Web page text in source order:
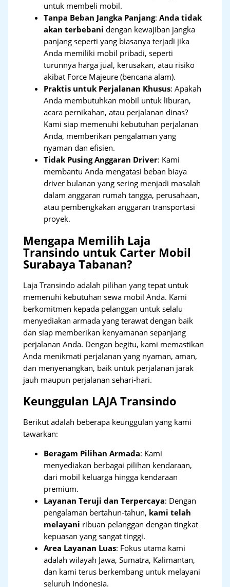
untuk membeli mobil.
Tanpa Beban Jangka Panjang:Anda tidak
akan terbebani dengan kewajiban jangka
panjang seperti yang biasanya terjadi jika
Anda memiliki mobil pribadi, seperti
turunnya harga jual, kerusakan, atau risiko
akibat Force Majeure (bencana alam).
Praktis untuk Perjalanan Khusus: Apakah
Anda membutuhkan mobil untuk liburan,
acara pernikahan, atau perjalanan dinas?
Kami siap memenuhi kebutuhan perjalanan
Anda, memberikan pengalaman yang
nyaman dan efisien.
Tidak Pusing Anggaran Driver: Kami
membantu Anda mengatasi beban biaya
driver bulanan yang sering menjadi masalah
dalam anggaran rumah tangga, perusahaan,
atau pembengkakan anggaran transportasi
proyek.
Mengapa Memilih Laja
Transindo untuk Carter Mobil
Surabaya Tabanan?
Laja Transindo adalah pilihan yang tepat untuk
memenuhi kebutuhan sewa mobil Anda. Kami
berkomitmen kepada pelanggan untuk selalu
menyediakan armada yang terawat dengan baik
dan siap memberikan kenyamanan sepanjang
perjalanan Anda. Dengan begitu, kami memastikan
Anda menikmati perjalanan yang nyaman, aman,
dan menyenangkan, baik untuk perjalanan jarak
jauh maupun perjalanan sehari-hari.
Keunggulan LAJA Transindo
Berikut adalah beberapa keunggulan yang kami
tawarkan:
Beragam Pilihan Armada: Kami
menyediakan berbagai pilihan kendaraan,
dari mobil keluarga hingga kendaraan
premium.
Layanan Teruji dan Terpercaya: Dengan
pengalaman bertahun-tahun, kami telah
melayani ribuan pelanggan dengan tingkat
kepuasan yang sangat tinggi.
Area Layanan Luas: Fokus utama kami
adalah wilayah Jawa, Sumatra, Kalimantan,
dan kami terus berkembang untuk melayani
seluruh Indonesia.